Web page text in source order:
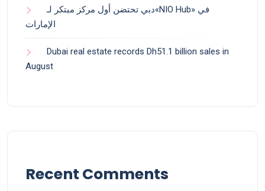
دبي تحتضن أول مركز مبتكر لـ«NIO Hub» في
الإمارات
Dubai real estate records Dh51.1 billion sales in
August
Recent Comments